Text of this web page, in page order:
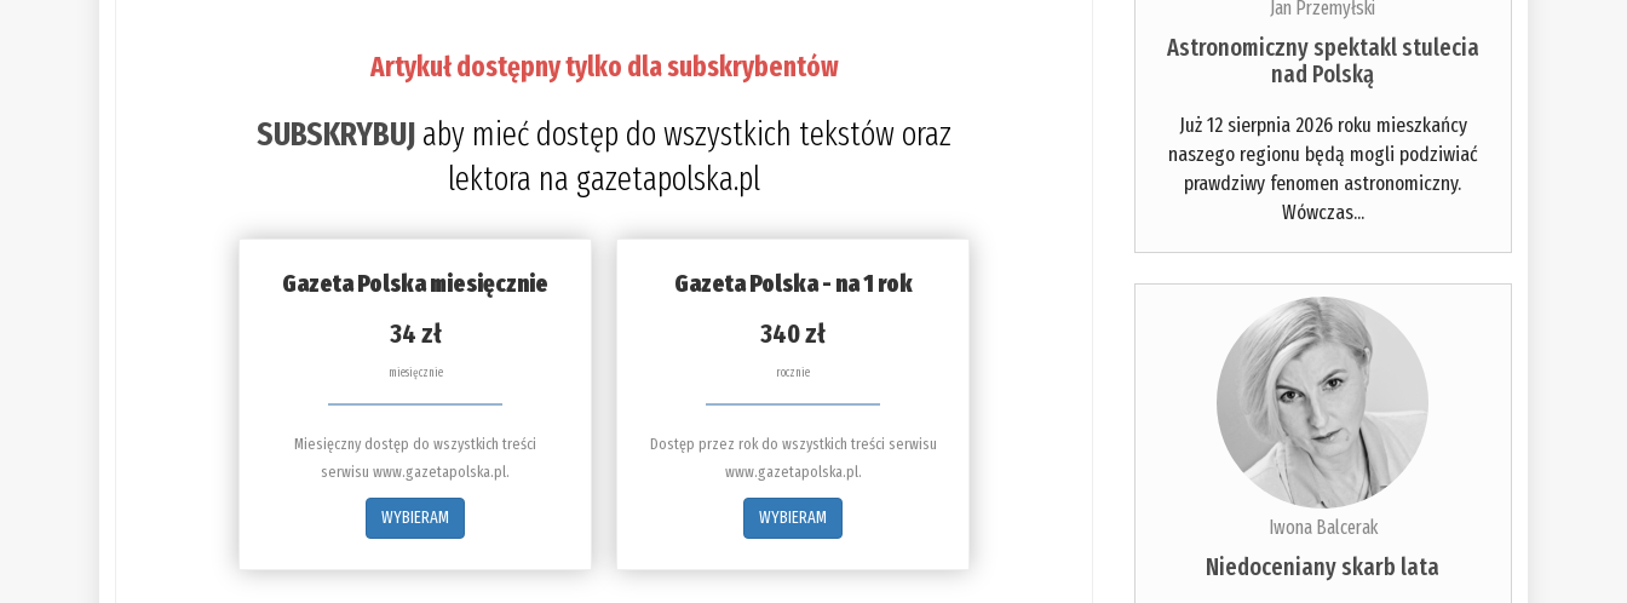
Artykuł dostępny tylko dla subskrybentów
SUBSKRYBUJ aby mieć dostęp do wszystkich tekstów oraz
lektora na gazetapolska.pl
Gazeta Polska miesięcznie
34 zł
miesięcznie
Miesięczny dostęp do wszystkich treści
serwisu www.gazetapolska.pl.
WYBIERAM
Gazeta Polska - na 1 rok
340 zł
rocznie
Dostęp przez rok do wszystkich treści serwisu
www.gazetapolska.pl.
WYBIERAM
Jan Przemyłski
Astronomiczny spektakl stulecia
nad Polską
Już 12 sierpnia 2026 roku mieszkańcy
naszego regionu będą mogli podziwiać
prawdziwy fenomen astronomiczny.
Wówczas...
Iwona Balcerak
Niedoceniany skarb lata